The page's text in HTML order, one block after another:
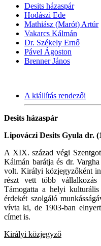
Desits házaspár
Hodászi Ede
Mathiász (Marót) Artúr
Vakarcs Kálmán
Dr. Székely Ernő
Pável Ágoston
Brenner János
A kiállítás rendezői
Desits házaspár
Lipováczi Desits Gyula dr.
A XIX. század végi
Kálmán barátja és dr.
volt. Királyi közjegyzőként
részt vett több vállalkozás
Támogatta a helyi
érdekét szolgáló
vívta ki, de 1903-ban
címet is.
Királyi közjegyző